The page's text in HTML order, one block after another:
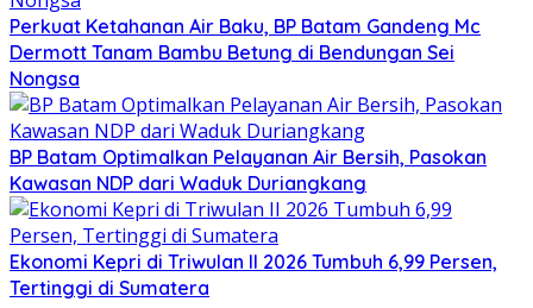
Perkuat Ketahanan Air Baku, BP Batam Gandeng Mc
Dermott Tanam Bambu Betung di Bendungan Sei
Nongsa
BP Batam Optimalkan Pelayanan Air Bersih, Pasokan
Kawasan NDP dari Waduk Duriangkang
Ekonomi Kepri di Triwulan II 2026 Tumbuh 6,99 Persen,
Tertinggi di Sumatera